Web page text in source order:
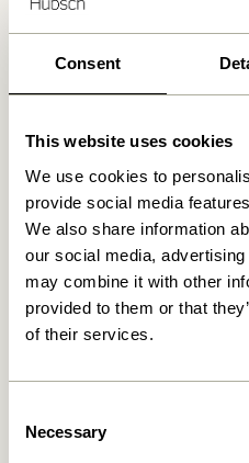
Consent
This website uses cookies
We use cookies to
provide social media
We also share information
our social media,
may combine it with other
provided to them or that
of their services.
Selection
Necessary
Ähnliche
Naturfarben